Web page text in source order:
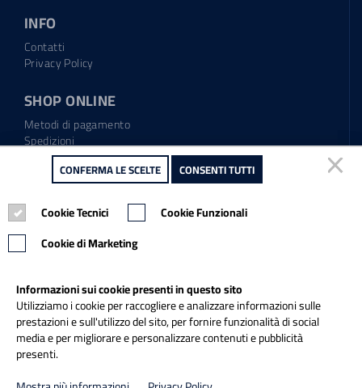
INFO
Contatti
Privacy Policy
SHOP ONLINE
Metodi di pagamento
Spedizioni
Regolamento garanzia
Diritto di recesso
Tel.: 0865.904373
Email:info@italiapulitasrl.it
CONFERMA LE SCELTE CONSENTI TUTTI
Cookie Tecnici
Cookie Funzionali
Cookie di Marketing
Informazioni sui cookie presenti in questo sito
Utilizziamo i cookie per raccogliere e analizzare informazioni sulle
prestazioni e sull'utilizzo del sito, per fornire funzionalità di social
media e per migliorare e personalizzare contenuti e pubblicità
presenti.
CONFERMA LE SCELTE CONSENTI TUTTI
Cookie Tecnici
Cookie Funzionali
Cookie di Marketing
Informazioni sui cookie presenti in questo sito
Utilizziamo i cookie per raccogliere e analizzare informazioni sulle
prestazioni e sull'utilizzo del sito, per fornire funzionalità di social
media e per migliorare e personalizzare contenuti e pubblicità
presenti.